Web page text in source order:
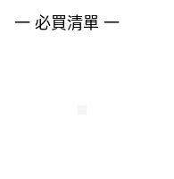
一 必買清單 一